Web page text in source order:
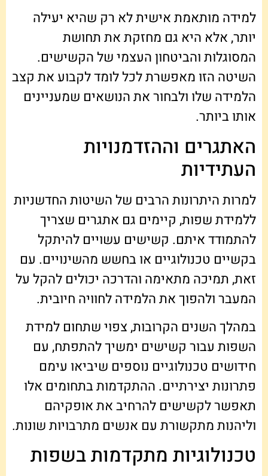
למידה מותאמת אישית לא רק שהיא יעילה
יותר, אלא היא גם מחזקת את תחושת
המסוגלות והביטחון העצמי של הקשישים.
השיטה הזו מאפשרת לכל לומד לקבוע את קצב
הלמידה שלו ולבחור את הנושאים שמעניינים
אותו ביותר.
האתגרים וההזדמנויות
העתידיות
למרות היתרונות הרבים של השיטות החדשניות
ללמידת שפות, קיימים גם אתגרים שצריך
להתמודד איתם. קשישים עשויים להיתקל
בקשיים טכנולוגיים או בחשש מהשינויים. עם
זאת, תמיכה מתאימה והדרכה יכולים להקל על
המעבר ולהפוך את הלמידה לחוויה חיובית.
במהלך השנים הקרובות, צפוי שתחום למידת
השפות עבור קשישים ימשיך להתפתח, עם
חידושים טכנולוגיים נוספים שיביאו עימם
פתרונות יצירתיים. ההתקדמות בתחומים אלו
תאפשר לקשישים להרחיב את אופקיהם
וליהנות מתקשורת עם אנשים מתרבויות שונות.
טכנולוגיות מתקדמות בשפות